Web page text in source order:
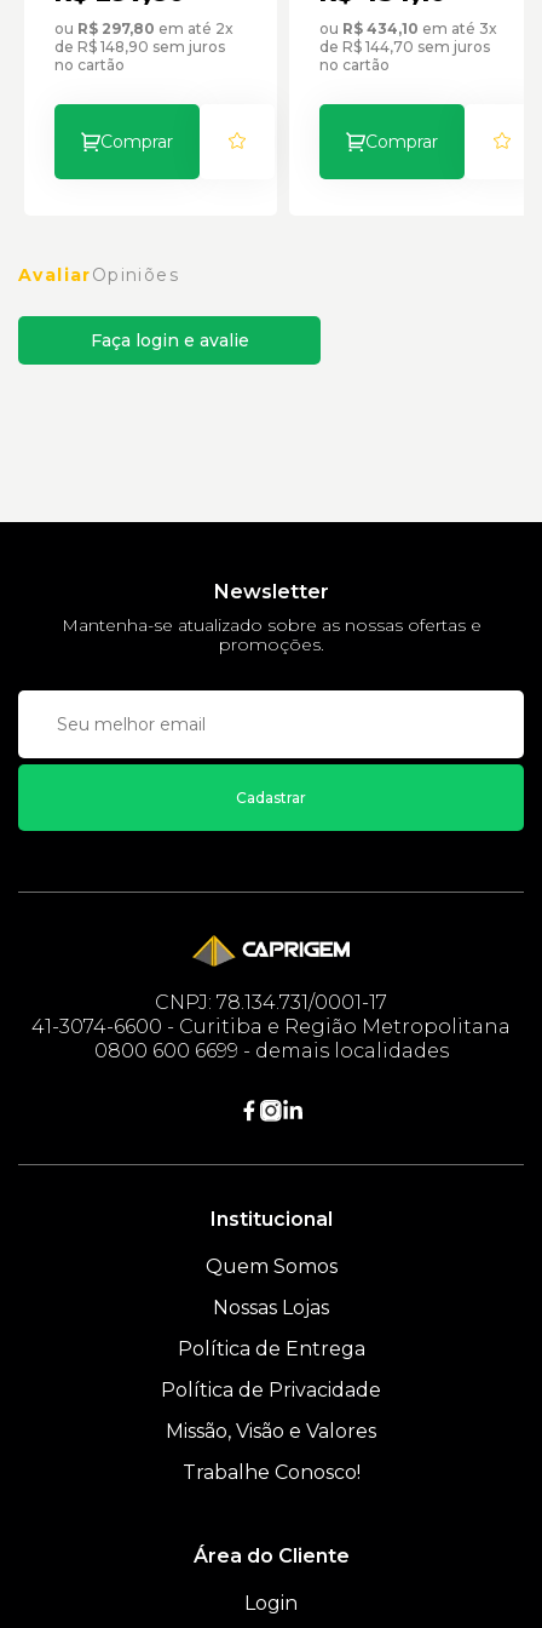
ou R$ 297,80 em até 2x
de R$ 148,90 sem juros
no cartão
Comprar
ou R$ 434,10 em até 3x
de R$ 144,70 sem juros
no cartão
Comprar
AvaliarOpiniões
Faça login e avalie
Newsletter
Mantenha-se atualizado sobre as nossas ofertas e
promoções.
Cadastrar
CNPJ: 78.134.731/0001-17
41-3074-6600 - Curitiba e Região Metropolitana
0800 600 6699 - demais localidades
Institucional
Quem Somos
Nossas Lojas
Política de Entrega
Política de Privacidade
Missão, Visão e Valores
Trabalhe Conosco!
Área do Cliente
Login